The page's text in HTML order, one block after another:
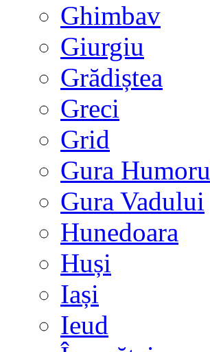
Ghimbav
Giurgiu
Grădiștea
Greci
Grid
Gura
Gura Vadului
Hunedoara
Huși
Iași
Ieud